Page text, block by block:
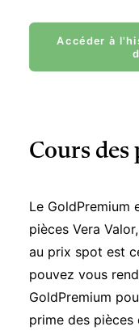
Accéder à
Cours des
Le GoldPremium
pièces Vera
au prix spot est
pouvez vous
GoldPremium
prime des pièces